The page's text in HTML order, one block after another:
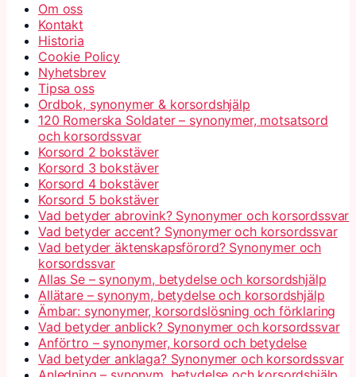
Om oss
Kontakt
Historia
Cookie Policy
Nyhetsbrev
Tipsa oss
Ordbok, synonymer & korsordshjälp
120 Romerska Soldater – synonymer, motsatsord
och korsordssvar
Korsord 2 bokstäver
Korsord 3 bokstäver
Korsord 4 bokstäver
Korsord 5 bokstäver
Vad betyder abrovink? Synonymer och korsordssvar
Vad betyder accent? Synonymer och korsordssvar
Vad betyder äktenskapsförord? Synonymer och
korsordssvar
Allas Se – synonym, betydelse och korsordshjälp
Allätare – synonym, betydelse och korsordshjälp
Ämbar: synonymer, korsordslösning och förklaring
Vad betyder anblick? Synonymer och korsordssvar
Anförtro – synonymer, korsord och betydelse
Vad betyder anklaga? Synonymer och korsordssvar